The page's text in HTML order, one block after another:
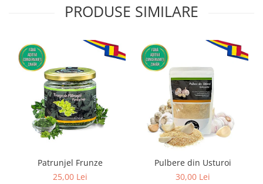
PRODUSE SIMILARE
Patrunjel Frunze
25,00 Lei
Pulbere din Usturoi
30,00 Lei